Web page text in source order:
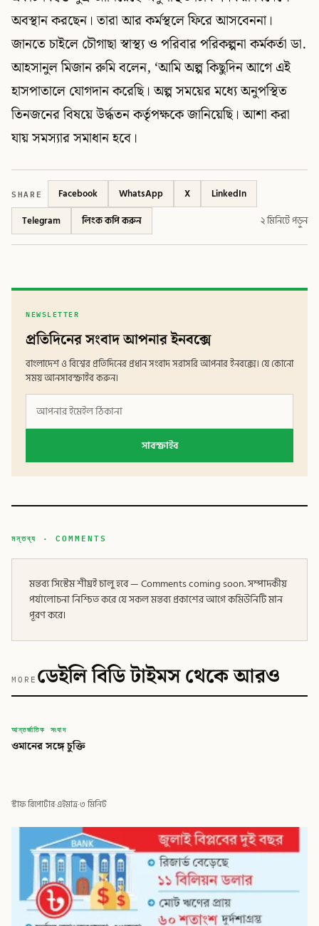
অবস্থান করছেন। তারা আর কর্মস্থলে ফিরে আসবেননা।
জানতে চাইলে চৌগাছা স্বাস্থ্য ও পরিবার পরিকল্পনা কর্মকর্তা ডা.
আহসানুল মিজান রুমি বলেন, ‘আমি অল্প কিছুদিন আগে এই
হাসপাতালে যোগদান করেছি। অল্প সময়ের মধ্যে অনুপস্থিত
তিনজনের বিষয়ে উর্দ্ধতন কর্তৃপক্ষকে জানিয়েছি। আশা করা
যায় সমস্যার সমাধান হবে।
SHARE Facebook WhatsApp X
LinkedIn
Telegram
লিংক কপি করুন ২ মিনিটে পড়ুন
NEWSLETTER
প্রতিদিনের সংবাদ আপনার ইনবক্সে
বাংলাদেশ ও বিশ্বের প্রতিদিনের প্রধান সংবাদ সরাসরি আপনার ইনবক্সে। যে কোনো
সময় আনসাবস্ক্রাইব করুন।
সাবস্ক্রাইব
মন্তব্য · COMMENTS
মন্তব্য সিস্টেম শীঘ্রই চালু হবে — Comments coming soon. সম্পাদকীয়
পর্যালোচনা নিশ্চিত করে যে সকল মন্তব্য প্রকাশের আগে কমিউনিটি মান
পূরণ করে।
MORE ডেইলি বিডি টাইমস থেকে আরও
বিডি
ডেইলি বিডি টাইমস
আন্তর্জাতিক সংবাদ
ওমানের সঙ্গে চুক্তি
স্টাফ রিপোর্টার·এইমাত্র·৩ মিনিট